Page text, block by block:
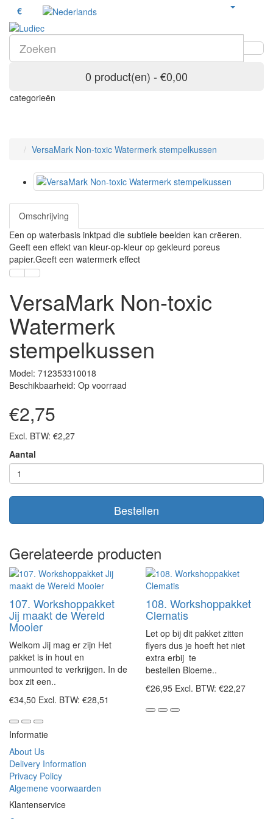
€
0 product(en) - €0,00
categorieën
VersaMark Non-toxic Watermerk stempelkussen
Omschrijving
Een op waterbasis inktpad die subtiele beelden kan crëeren.
Geeft een effekt van kleur-op-kleur op gekleurd poreus
papier.Geeft een watermerk effect
VersaMark Non-toxic
Watermerk
stempelkussen
Model: 712353310018
Beschikbaarheid: Op voorraad
€2,75
Excl. BTW: €2,27
Aantal
Bestellen
Gerelateerde producten
107. Workshoppakket
Jij maakt de Wereld
Mooier
Welkom Jij mag er zijn Het
pakket is in hout en
unmounted te verkrijgen. In de
box zit een..
€34,50 Excl. BTW: €28,51
108. Workshoppakket
Clematis
Let op bij dit pakket zitten
flyers dus je hoeft het niet
extra erbij te
bestellen Bloeme..
€26,95 Excl. BTW: €22,27
Informatie
About Us
Delivery Information
Privacy Policy
Algemene voorwaarden
Klantenservice